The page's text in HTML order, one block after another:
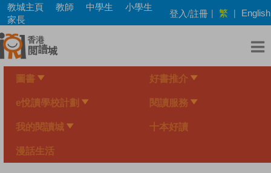
Skip
main
content
教城主頁 教師 中學生
小學生
家長
登入/註冊 | 繁 | English
圖書 好書推介
e悅讀學校計劃 閱讀服務
我的閱讀城 十本好讀
漫話生活